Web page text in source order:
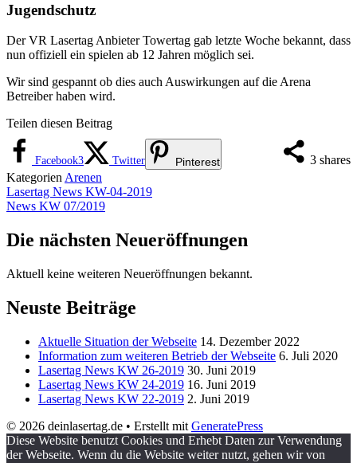
Jugendschutz
Der VR Lasertag Anbieter Towertag gab letzte Woche bekannt, dass
nun offiziell ein spielen ab 12 Jahren möglich sei.
Wir sind gespannt ob dies auch Auswirkungen auf die Arena
Betreiber haben wird.
Teilen diesen Beitrag
3 shares
Facebook3 Twitter Pinterest
Kategorien Arenen
Lasertag News KW-04-2019
News KW 07/2019
Die nächsten Neueröffnungen
Aktuell keine weiteren Neueröffnungen bekannt.
Neuste Beiträge
Aktuelle Situation der Webseite 14. Dezember 2022
Information zum weiteren Betrieb der Webseite 6. Juli 2020
Lasertag News KW 26-2019 30. Juni 2019
Lasertag News KW 24-2019 16. Juni 2019
Lasertag News KW 22-2019 2. Juni 2019
© 2026 deinlasertag.de • Erstellt mit GeneratePress
Diese Website benutzt Cookies und Erhebt Daten zur Verwendung
der Webseite. Wenn du die Website weiter nutzt, gehen wir von